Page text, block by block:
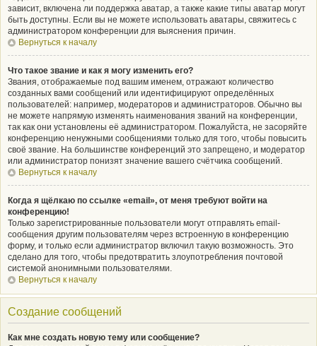
зависит, включена ли поддержка аватар, а также какие типы аватар могут
быть доступны. Если вы не можете использовать аватары, свяжитесь с
администратором конференции для выяснения причин.
Вернуться к началу
Что такое звание и как я могу изменить его?
Звания, отображаемые под вашим именем, отражают количество
созданных вами сообщений или идентифицируют определённых
пользователей: например, модераторов и администраторов. Обычно вы
не можете напрямую изменять наименования званий на конференции,
так как они установлены её администратором. Пожалуйста, не засоряйте
конференцию ненужными сообщениями только для того, чтобы повысить
своё звание. На большинстве конференций это запрещено, и модератор
или администратор понизят значение вашего счётчика сообщений.
Вернуться к началу
Когда я щёлкаю по ссылке «email», от меня требуют войти на
конференцию!
Только зарегистрированные пользователи могут отправлять email-
сообщения другим пользователям через встроенную в конференцию
форму, и только если администратор включил такую возможность. Это
сделано для того, чтобы предотвратить злоупотребления почтовой
системой анонимными пользователями.
Вернуться к началу
Создание сообщений
Как мне создать новую тему или сообщение?